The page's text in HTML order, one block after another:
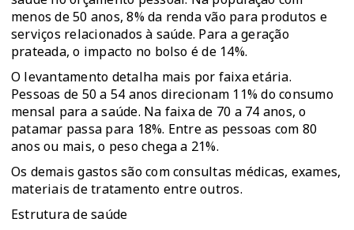
menos de 50 anos, 8% da renda vão para produtos e
serviços relacionados à saúde. Para a geração
prateada, o impacto no bolso é de 14%.
O levantamento detalha mais por faixa etária.
Pessoas de 50 a 54 anos direcionam 11% do consumo
mensal para a saúde. Na faixa de 70 a 74 anos, o
patamar passa para 18%. Entre as pessoas com 80
anos ou mais, o peso chega a 21%.
Os demais gastos são com consultas médicas, exames,
materiais de tratamento entre outros.
Estrutura de saúde